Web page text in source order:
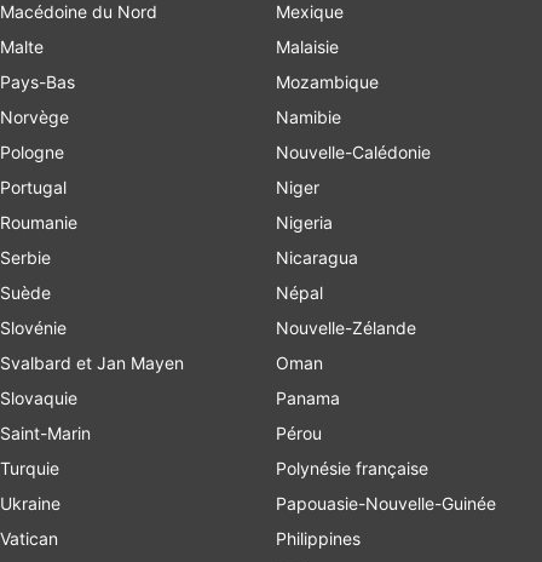
Macédoine du Nord
Malte
Pays-Bas
Norvège
Pologne
Portugal
Roumanie
Serbie
Suède
Slovénie
Svalbard et Jan Mayen
Slovaquie
Saint-Marin
Turquie
Ukraine
Vatican
Mexique
Malaisie
Mozambique
Namibie
Nouvelle-Calédonie
Niger
Nigeria
Nicaragua
Népal
Nouvelle-Zélande
Oman
Panama
Pérou
Polynésie française
Papouasie-Nouvelle-Guinée
Philippines